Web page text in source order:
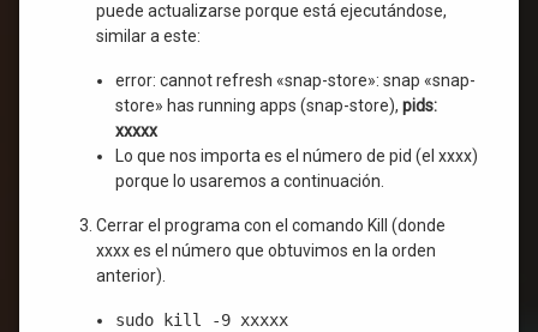
puede actualizarse porque está ejecutándose,
similar a este:
error: cannot refresh «snap-store»: snap «snap-
store» has running apps (snap-store), pids:
xxxxx
Lo que nos importa es el número de pid (el xxxx)
porque lo usaremos a continuación.
Cerrar el programa con el comando Kill (donde
xxxx es el número que obtuvimos en la orden
anterior).
sudo kill -9 xxxxx